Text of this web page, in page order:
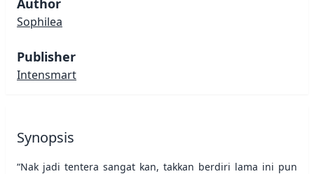
Author
Sophilea
Publisher
Intensmart
Synopsis
“Nak jadi tentera sangat kan, takkan berdiri lama ini pun